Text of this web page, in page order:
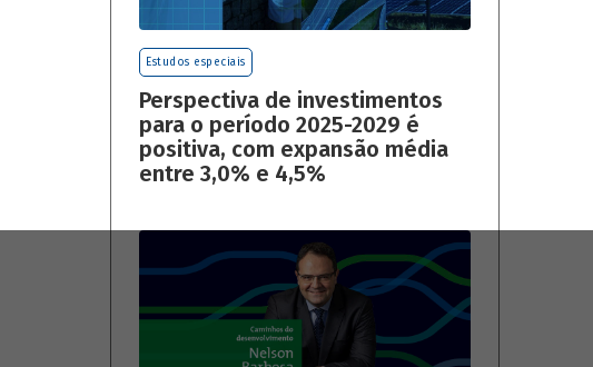
Estudos especiais
Perspectiva de investimentos
para o período 2025-2029 é
positiva, com expansão média
entre 3,0% e 4,5%